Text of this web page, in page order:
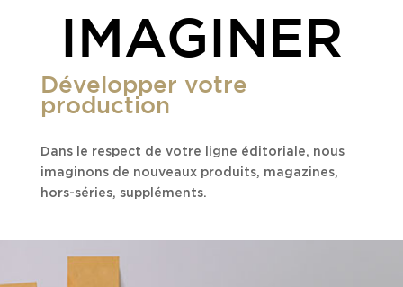
IMAGINER
Développer votre
production
Dans le respect de votre ligne éditoriale, nous
imaginons de nouveaux produits, magazines,
hors-séries, suppléments.